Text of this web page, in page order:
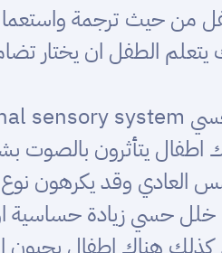
من حيث ترجمة
الطفل ان يختار
اطفال يتأثرون بالصوت
العادي وقد يكرهون
خلل حسي زيادة حساسية